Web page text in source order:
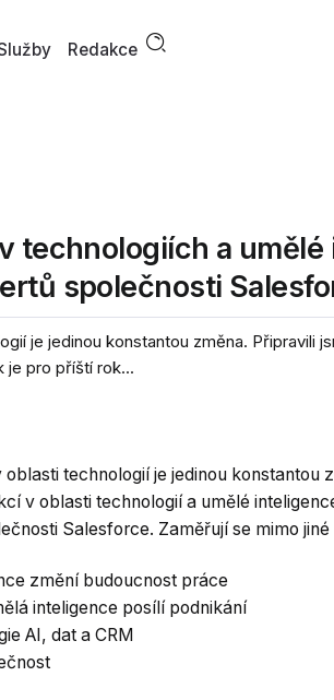
Redakce
technologiích a
společnosti
je jedinou konstantou změna. Připravili
je pro příští rok...
technologií je jedinou konstantou
v oblasti technologií a umělé
Salesforce. Zaměřují se mimo
změní budoucnost práce
inteligence posílí podnikání
AI, dat a CRM